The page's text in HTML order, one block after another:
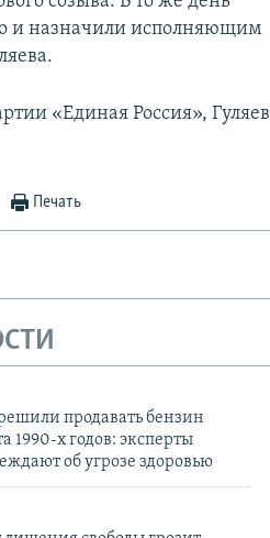
и назначили исполняющим
«Единая Россия», Гуляев
Печать
продавать бензин
1990-х годов: эксперты
об угрозе здоровью